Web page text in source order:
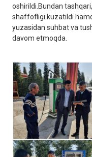
oshirildi.Bundan
shaffofligi kuzatildi
yuzasidan suhbat va
davom etmoqda.